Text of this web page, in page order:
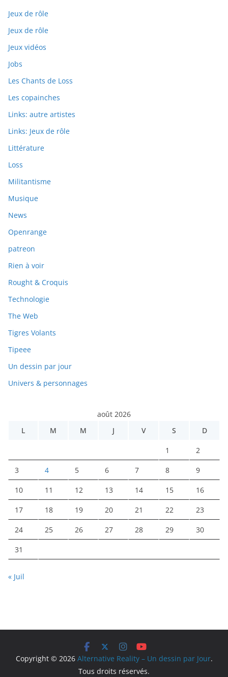
Jeux de rôle
Jeux de rôle
Jeux vidéos
Jobs
Les Chants de Loss
Les copainches
Links: autre artistes
Links: Jeux de rôle
Littérature
Loss
Militantisme
Musique
News
Openrange
patreon
Rien à voir
Rought & Croquis
Technologie
The Web
Tigres Volants
Tipeee
Un dessin par jour
Univers & personnages
août 2026
L
M M J V S D
1 2
3 4 5 6 7 8 9
10 11 12 13 14 15 16
17 18 19 20 21 22 23
24 25 26 27 28 29 30
31
« Juil
Copyright © 2026 Alternative Reality – Un dessin par Jour.
Tous droits réservés.